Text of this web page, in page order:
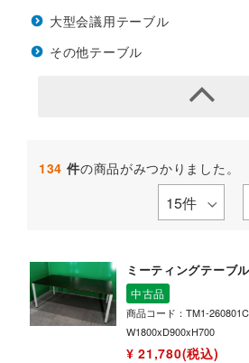
大型会議用テーブル
その他テーブル
134 件の商品がみつかりました。
ミーティングテーブ
中古品
商品コード：TM1-
W1800xD900xH700
¥ 21,780(税込)